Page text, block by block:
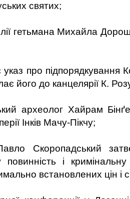
святих;
гетьмана Михайла
про підпорядкування
його до канцелярії К.
археолог Хайрам
Інків Мачу-Пікчу;
Скоропадський
повинність і кримінальну
встановлених цін і